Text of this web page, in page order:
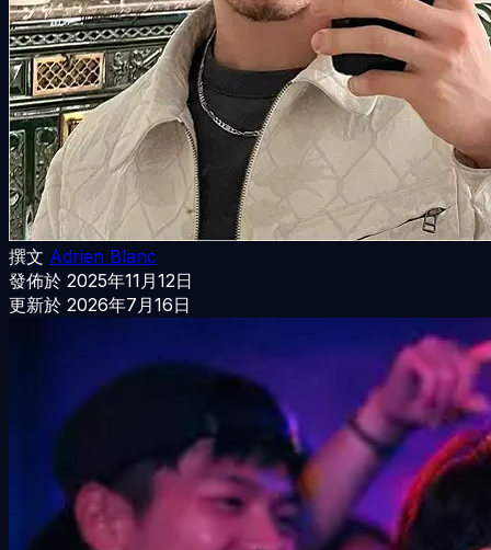
撰文 Adrien Blanc
發佈於 2025年11月12日
更新於 2026年7月16日